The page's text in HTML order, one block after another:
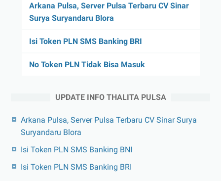
Arkana Pulsa, Server Pulsa Terbaru CV Sinar
Surya Suryandaru Blora
Isi Token PLN SMS Banking BRI
No Token PLN Tidak Bisa Masuk
UPDATE INFO THALITA PULSA
Arkana Pulsa, Server Pulsa Terbaru CV Sinar Surya
Suryandaru Blora
Isi Token PLN SMS Banking BNI
Isi Token PLN SMS Banking BRI